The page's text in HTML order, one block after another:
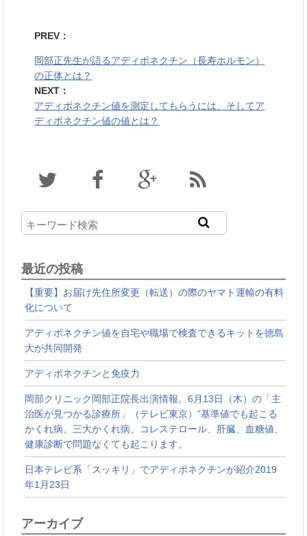
PREV：
岡部正先生が語るアディポネクチン（長寿ホルモン）
の正体とは？
NEXT：
アディポネクチン値を測定してもらうには、そしてア
ディポネクチン値の値とは？
最近の投稿
【重要】お届け先住所変更（転送）の際のヤマト運輸の有料
化について
アディポネクチン値を自宅や職場で検査できるキットを徳島
大が共同開発
アディポネクチンと免疫力
岡部クリニック岡部正院長出演情報。6月13日（木）の「主
治医が見つかる診療所」（テレビ東京）”基準値でも起こる
かくれ病、三大かくれ病、コレステロール、肝臓、血糖値、
健康診断で問題なくても起こります。
日本テレビ系「スッキリ」でアディポネクチンが紹介2019
年1月23日
アーカイブ